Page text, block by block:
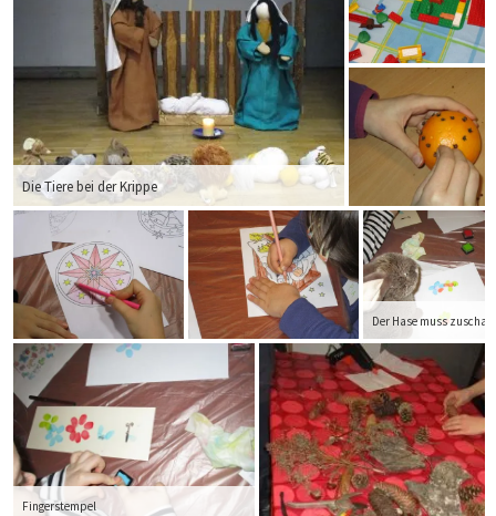
Die Tiere bei der Krippe
Der Hase muss
Fingerstempel